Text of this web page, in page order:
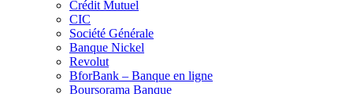
Crédit Mutuel
CIC
Société Générale
Banque Nickel
Revolut
BforBank – Banque en ligne
Boursorama Banque